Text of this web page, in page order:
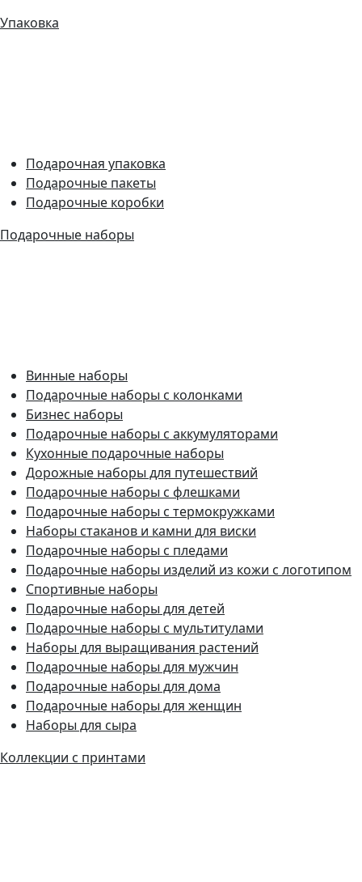
Упаковка
Подарочная упаковка
Подарочные пакеты
Подарочные коробки
Подарочные наборы
Винные наборы
Подарочные наборы с колонками
Бизнес наборы
Подарочные наборы с аккумуляторами
Кухонные подарочные наборы
Дорожные наборы для путешествий
Подарочные наборы с флешками
Подарочные наборы с термокружками
Наборы стаканов и камни для виски
Подарочные наборы с пледами
Подарочные наборы изделий из кожи с логотипом
Спортивные наборы
Подарочные наборы для детей
Подарочные наборы с мультитулами
Наборы для выращивания растений
Подарочные наборы для мужчин
Подарочные наборы для дома
Подарочные наборы для женщин
Наборы для сыра
Коллекции с принтами